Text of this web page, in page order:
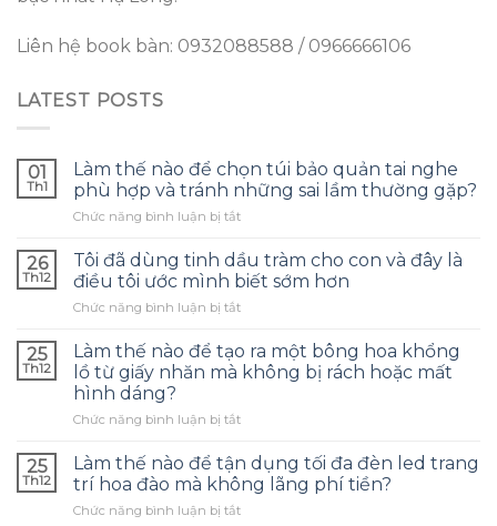
Liên hệ book bàn: 0932088588 / 0966666106
LATEST POSTS
01
Th1
Làm thế nào để chọn túi bảo quản tai nghe
phù hợp và tránh những sai lầm thường gặp?
Chức năng bình luận bị tắtở
thế
nào
để
chọn
bảo
quản
phù
và
tránh
những
sai
26
Th12
Tôi đã dùng tinh dầu tràm cho con và đây là
điều tôi ước mình biết sớm hơn
Chức năng bình luận bị tắtở
đã
dùng
tinh
tràm
con
đây
là
25
Th12
Làm thế nào để tạo ra một bông hoa khổng
lồ từ giấy nhăn mà không bị rách hoặc mất
hình dáng?
Chức năng bình luận bị tắtở
thế
để
tạo
25
Th12
Làm thế nào để tận dụng tối đa đèn led trang
trí hoa đào mà không lãng phí tiền?
Chức năng bình luận bị tắtở